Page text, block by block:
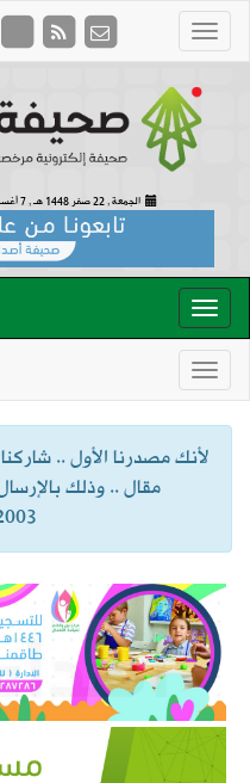
الجمعة , 22 صفر 1448 هـ , 7 أغسطس 2026 م |
لأنك مصدرنا الأول ..
مقال .. وذلك